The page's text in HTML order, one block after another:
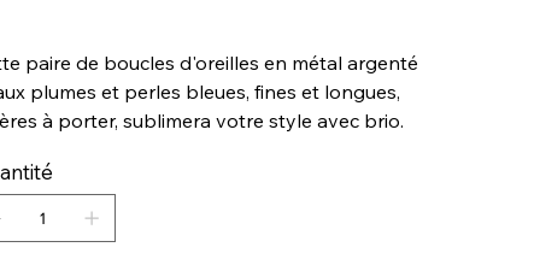
paire de boucles d'oreilles en métal argenté
plumes et perles bleues, fines et longues,
à porter, sublimera votre style avec brio.